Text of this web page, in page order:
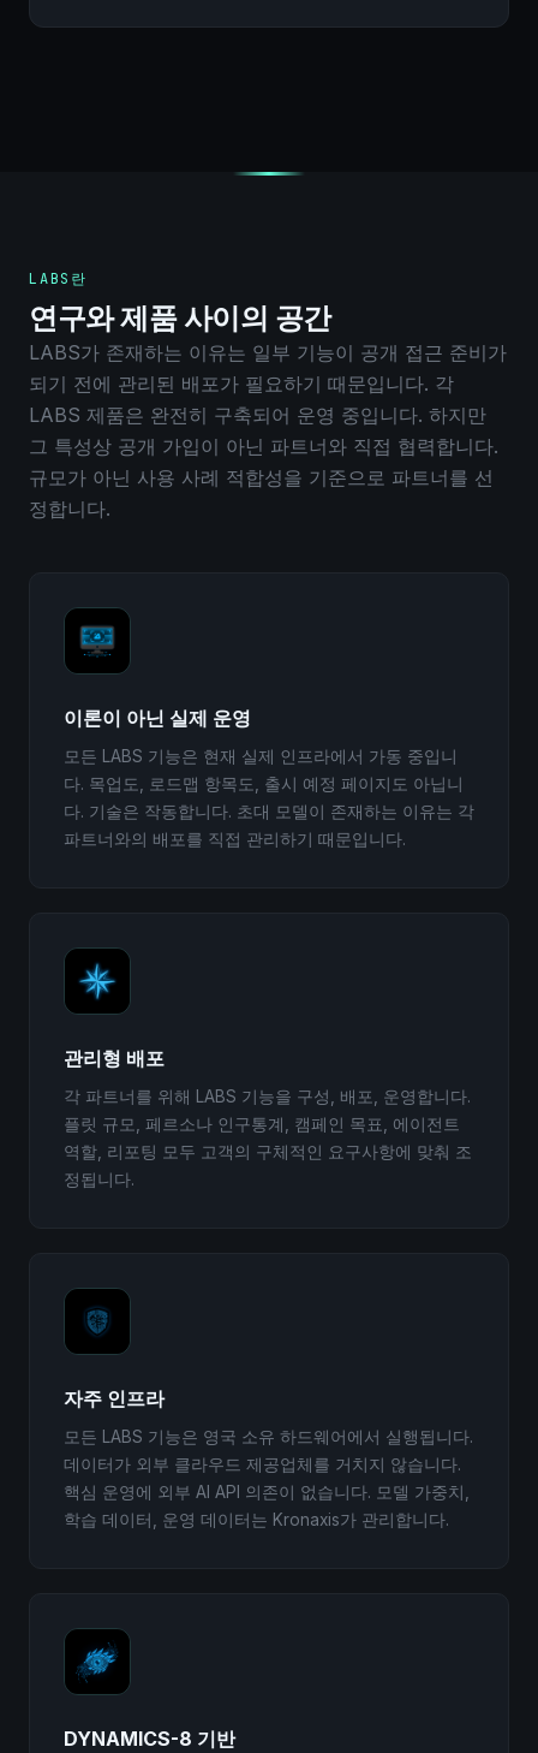
LABS란
연구와 제품 사이의 공간
LABS가 존재하는 이유는 일부 기능이 공개 접근 준비가
되기 전에 관리된 배포가 필요하기 때문입니다. 각
LABS 제품은 완전히 구축되어 운영 중입니다. 하지만
그 특성상 공개 가입이 아닌 파트너와 직접 협력합니다.
규모가 아닌 사용 사례 적합성을 기준으로 파트너를 선
정합니다.
이론이 아닌 실제 운영
모든 LABS 기능은 현재 실제 인프라에서 가동 중입니
다. 목업도, 로드맵 항목도, 출시 예정 페이지도 아닙니
다. 기술은 작동합니다. 초대 모델이 존재하는 이유는 각
파트너와의 배포를 직접 관리하기 때문입니다.
관리형 배포
각 파트너를 위해 LABS 기능을 구성, 배포, 운영합니다.
플릿 규모, 페르소나 인구통계, 캠페인 목표, 에이전트
역할, 리포팅 모두 고객의 구체적인 요구사항에 맞춰 조
정됩니다.
자주 인프라
모든 LABS 기능은 영국 소유 하드웨어에서 실행됩니다.
데이터가 외부 클라우드 제공업체를 거치지 않습니다.
핵심 운영에 외부 AI API 의존이 없습니다. 모델 가중치,
학습 데이터, 운영 데이터는 Kronaxis가 관리합니다.
DYNAMICS-8 기반